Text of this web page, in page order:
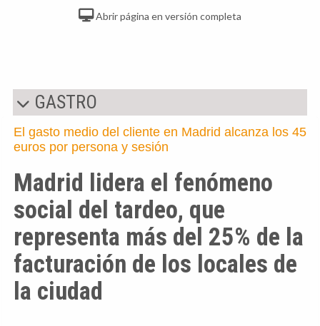
Abrir página en versión completa
GASTRO
El gasto medio del cliente en Madrid alcanza los 45
euros por persona y sesión
Madrid lidera el fenómeno
social del tardeo, que
representa más del 25% de la
facturación de los locales de
la ciudad